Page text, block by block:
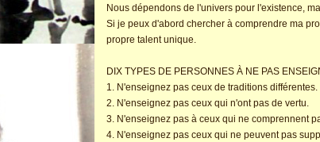
Nous dépendons de l'univers pour l'existence,
Si je peux d'abord chercher à comprendre ma
propre talent unique.
DIX TYPES DE PERSONNES À NE PAS
1. N'enseignez pas ceux de traditions différentes.
2. N'enseignez pas ceux qui n'ont pas de vertu.
3. N'enseignez pas à ceux qui ne comprennent
4. N'enseignez pas ceux qui ne peuvent pas